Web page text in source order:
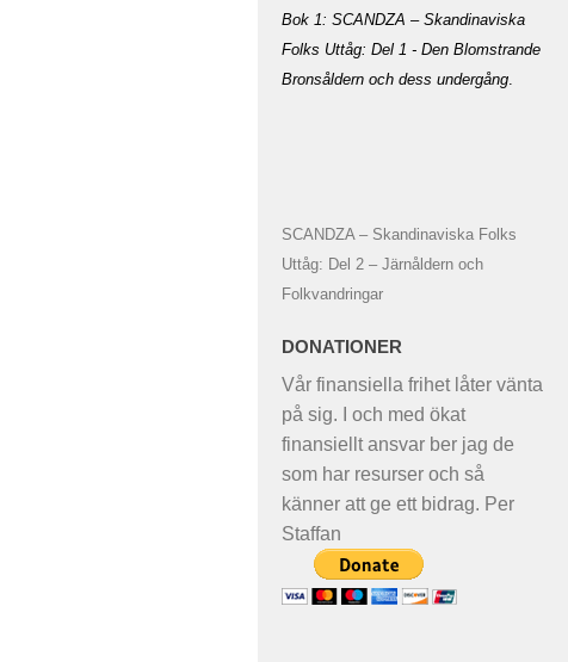
Bok 1: SCANDZA – Skandinaviska
Folks Uttåg: Del 1 - Den Blomstrande
Bronsåldern och dess undergång.
SCANDZA – Skandinaviska Folks
Uttåg: Del 2 – Järnåldern och
Folkvandringar
DONATIONER
Vår finansiella frihet låter vänta
på sig. I och med ökat
finansiellt ansvar ber jag de
som har resurser och så
känner att ge ett bidrag. Per
Staffan